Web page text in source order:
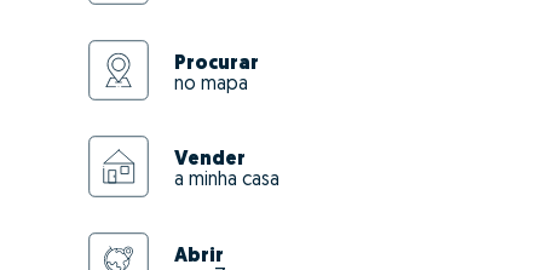
Procurar
no mapa
Vender
a minha casa
Abrir